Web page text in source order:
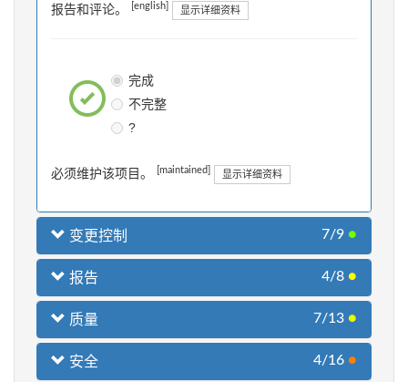
报告和评论。
[english] 显示详细资料
完成
不完整
?
必须维护该项目。 [maintained] 显示详细资料
变更控制 7/9 ●
报告 4/8 ●
质量 7/13 ●
安全 4/16 ●